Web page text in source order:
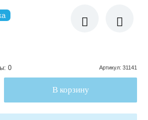
0 Артикул: 31141
В корзину